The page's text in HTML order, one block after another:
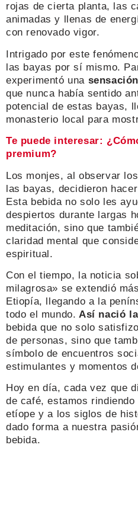
rojas de cierta planta, las
animadas y llenas de
con renovado vigor.
Intrigado por este
las bayas por sí mismo.
experimentó una
que nunca había sentido
potencial de estas bayas,
monasterio local para
Te puede interesar:
premium?
Los monjes, al observar
las bayas, decidieron
Esta bebida no solo les
despiertos durante largas
meditación, sino que
claridad mental que
espiritual.
Con el tiempo, la noticia
milagrosa» se extendió
Etiopía, llegando a la
todo el mundo. Así nació
bebida que no solo
de personas, sino que
símbolo de encuentros
estimulantes y momentos
Hoy en día, cada vez que
de café, estamos
etíope y a los siglos de
dado forma a nuestra
bebida.